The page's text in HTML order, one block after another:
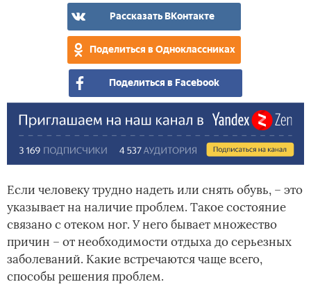
Рассказать ВКонтакте
Поделиться в Одноклассниках
Поделиться в Facebook
Если человеку трудно надеть или снять обувь, – это
указывает на наличие проблем. Такое состояние
связано с отеком ног. У него бывает множество
причин – от необходимости отдыха до серьезных
заболеваний. Какие встречаются чаще всего,
способы решения проблем.